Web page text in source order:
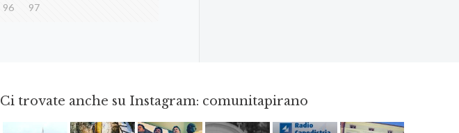
96 97
Ci trovate anche su Instagram: comunitapirano